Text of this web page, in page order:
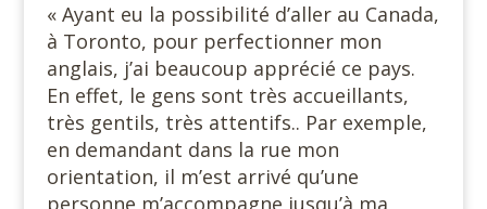
« Ayant eu la possibilité d’aller au Canada,
à Toronto, pour perfectionner mon
anglais, j’ai beaucoup apprécié ce pays.
En effet, le gens sont très accueillants,
très gentils, très attentifs.. Par exemple,
en demandant dans la rue mon
orientation, il m’est arrivé qu’une
personne m’accompagne jusqu’à ma